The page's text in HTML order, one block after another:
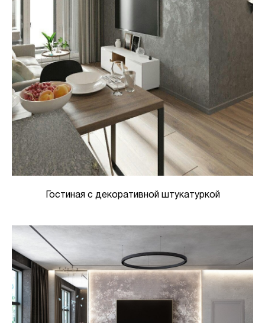
Гостиная с декоративной штукатуркой